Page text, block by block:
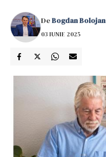
DeBogdan Bolojan
03 IUNIE 2025